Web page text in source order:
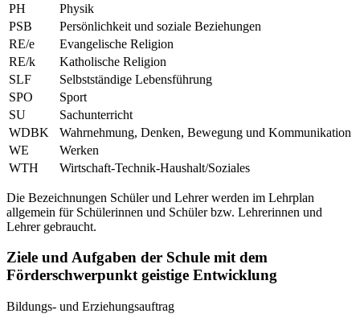
PH
Physik
PSB
Persönlichkeit und soziale Beziehungen
RE/e
Evangelische Religion
RE/k
Katholische Religion
SLF
Selbstständige Lebensführung
SPO
Sport
SU
Sachunterricht
WDBK
Wahrnehmung, Denken, Bewegung und Kommunikation
WE
Werken
WTH
Wirtschaft-Technik-Haushalt/Soziales
Die Bezeichnungen Schüler und Lehrer werden im Lehrplan
allgemein für Schülerinnen und Schüler bzw. Lehrerinnen und
Lehrer gebraucht.
Ziele und Aufgaben der Schule mit dem
Förderschwerpunkt geistige Entwicklung
Bildungs- und Erziehungsauftrag